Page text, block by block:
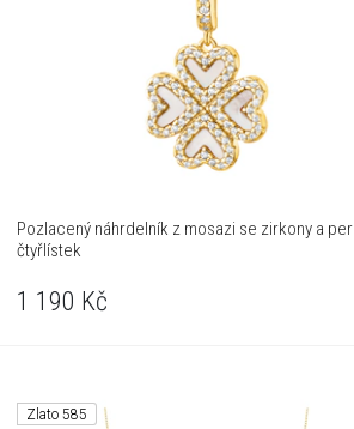
Pozlacený náhrdelník z mosazi se zirkony a
čtyřlístek
1 190 Kč
Zlato 585